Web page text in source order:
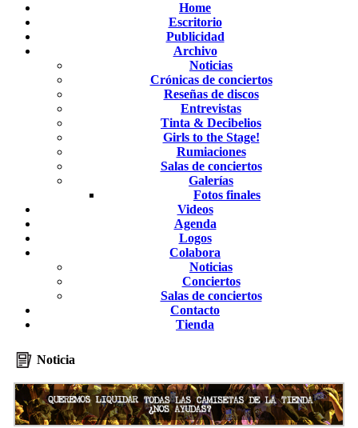
Home
Escritorio
Publicidad
Archivo
Noticias
Crónicas de conciertos
Reseñas de discos
Entrevistas
Tinta & Decibelios
Girls to the Stage!
Rumiaciones
Salas de conciertos
Galerías
Fotos finales
Videos
Agenda
Logos
Colabora
Noticias
Conciertos
Salas de conciertos
Contacto
Tienda
Noticia